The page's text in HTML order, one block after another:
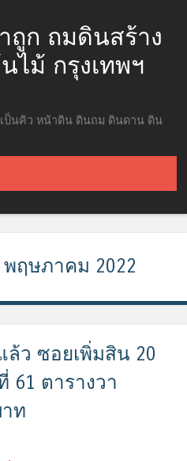
ถูก ถมดินสร้าง
ไม้ กรุงเทพฯ
เป็นคิว หน้าดิน ดินถม ดินดาน ดิน
พฤษภาคม 2022
ว ซอยเพิ่มสิน 20
61 ตารางวา
ท